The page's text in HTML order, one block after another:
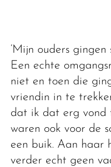
‘Mijn ouders
Een echte
niet en toen die
vriendin in te
dat ik dat erg vond
waren ook voor de
een buik. Aan haar
verder echt geen